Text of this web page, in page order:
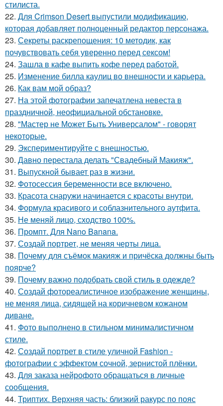
стилиста.
22. Для Crimson Desert выпустили модификацию,
которая добавляет полноценный редактор персонажа.
23. Секреты раскрепощения: 10 методик, как
почувствовать себя уверенно перед сексом!
24. Зашла в кафе выпить кофе перед работой.
25. Изменение билла каулиц во внешности и карьера.
26. Как вам мой образ?
27. На этой фотографии запечатлена невеста в
праздничной, неофициальной обстановке.
28. "Мастер не Может Быть Универсалом" - говорят
некоторые.
29. Экспериментируйте с внешностью.
30. Давно перестала делать "Свадебный Макияж".
31. Выпускной бывает раз в жизни.
32. Фотосессия беременности все включено.
33. Красота снаружи начинается с красоты внутри.
34. Формула красивого и соблазнительного аутфита.
35. Не меняй лицо, сходство 100%.
36. Промпт. Для Nano Banana.
37. Создай портрет, не меняя черты лица.
38. Почему для съёмок макияж и причёска должны быть
поярче?
39. Почему важно подобрать свой стиль в одежде?
40. Создай фотореалистичное изображение женщины,
не меняя лица, сидящей на коричневом кожаном
диване.
41. Фото выполнено в стильном минималистичном
стиле.
42. Создай портрет в стиле уличной Fashion -
фотографии с эффектом сочной, зернистой плёнки.
43. Для заказа нейрофото обращаться в личные
сообщения.
44. Триптих. Верхняя часть: близкий ракурс по пояс